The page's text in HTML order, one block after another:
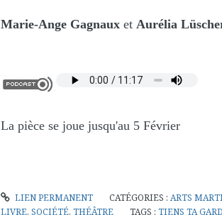
Marie-Ange Gagnaux et Aurélia
La pièce se joue jusqu'au 5 Février
LIEN PERMANENT CATÉGORIES :ARTS
LIVRE, SOCIÉTÉ, THÉÂTRE TAGS : TIENS TA